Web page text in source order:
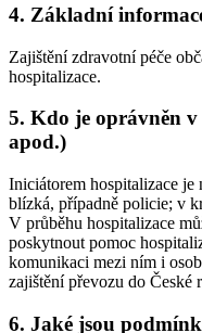
4. Základní
Zajištění zdravotní péče
hospitalizace.
5. Kdo je oprávněn v
apod.)
Iniciátorem hospitalizace je
blízká, případně policie; v
V průběhu hospitalizace
poskytnout pomoc
komunikaci mezi ním i
zajištění převozu do České
6. Jaké jsou